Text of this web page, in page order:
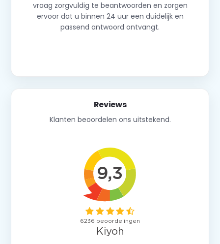
vraag zorgvuldig te beantwoorden en zorgen
ervoor dat u binnen 24 uur een duidelijk en
passend antwoord ontvangt.
Reviews
Klanten beoordelen ons uitstekend.